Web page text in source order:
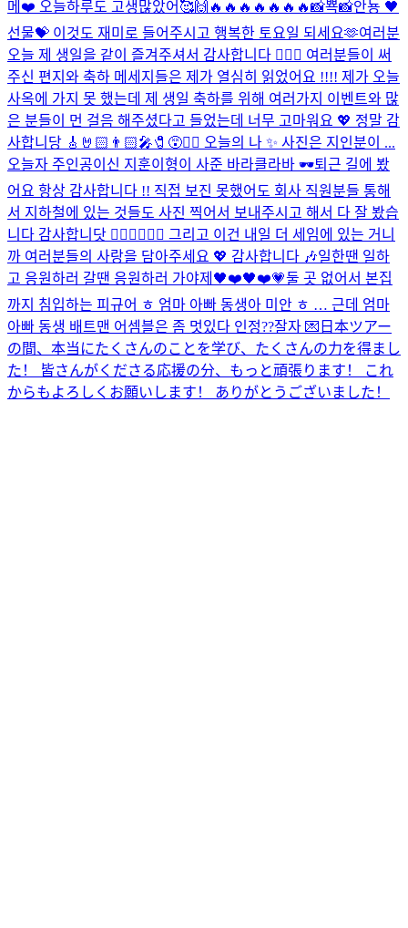
메❤️ 오늘하루도 고생많았어🥰🙌 🔥🔥🔥🔥🔥🔥🔥📸뾱📸안뇽 🖤
선물💝 이것도 재미로 들어주시고 행복한 토요일 되세요🫶여러분
오늘 제 생일을 같이 즐겨주셔서 감사합니다 🙇🏻‍♂️ 여러분들이 써
주신 편지와 축하 메세지들은 제가 열심히 읽었어요 !!!! 제가 오늘
사옥에 가지 못 했는데 제 생일 축하를 위해 여러가지 이벤트와 많
은 분들이 먼 걸음 해주셨다고 들었는데 너무 고마워요 💖 정말 감
사합니당 🎸🤘🏻👨🏻‍🎤🧷😵❤️‍🔥 오늘의 나 ✨ 사진은 지인분이 ...
오늘자 주인공이신 지훈이형이 사준 바라클라바 🕶퇴근 길에 봤
어요 항상 감사합니다 !! 직접 보진 못했어도 회사 직원분들 통해
서 지하철에 있는 것들도 사진 찍어서 보내주시고 해서 다 잘 봤습
니다 감사합니닷 🙇🏻‍♂️🙇🏻‍♂️ 그리고 이건 내일 더 세임에 있는 거니
까 여러분들의 사랑을 담아주세요 💖 감사합니다 🎶일한땐 일하
고 응원하러 갈땐 응원하러 가야제🖤❤️🖤❤️💗둘 곳 없어서 본집
까지 침입하는 피규어 ㅎ 엄마 아빠 동생아 미안 ㅎ … 근데 엄마
아빠 동생 배트맨 어셈블은 좀 멋있다 인정??잘자 💌 日本ツアー
の間、本当にたくさんのことを学び、たくさんの力を得まし
た！ 皆さんがくださる応援の分、もっと頑張ります！ これ
からもよろしくお願いします！ ありがとうございました！